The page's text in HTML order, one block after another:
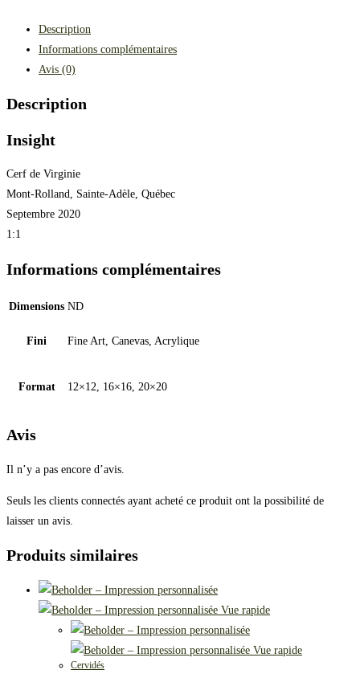
Description
Informations complémentaires
Avis (0)
Description
Insight
Cerf de Virginie
Mont-Rolland, Sainte-Adèle, Québec
Septembre 2020
1:1
Informations complémentaires
Dimensions ND
Fini Fine Art, Canevas, Acrylique
Format 12×12, 16×16, 20×20
Avis
Il n’y a pas encore d’avis.
Seuls les clients connectés ayant acheté ce produit ont la possibilité de
laisser un avis.
Produits similaires
Vue rapide
Vue rapide
Cervidés